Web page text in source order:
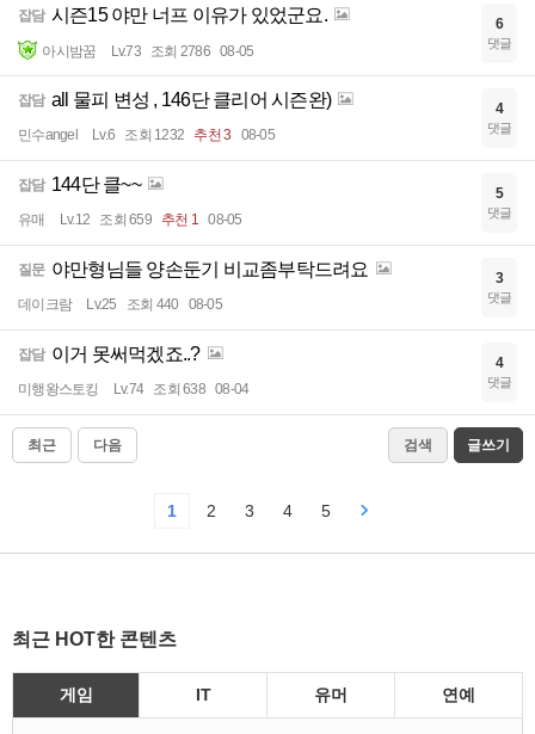
잡담 시즌15 야만 너프 이유가 있었군요.
아시밤꿈 Lv.73 조회 2786 08-05
6
댓글
잡담 all 물피 변성 , 146단 클리어 시즌완)
민수angel Lv.6 조회 1232 추천 3 08-05
4
댓글
잡담 144단 클~~
유매 Lv.12 조회 659 추천 1 08-05
5
댓글
질문 야만형님들 양손둔기 비교좀부탁드려요
데이크람 Lv.25 조회 440 08-05
3
댓글
잡담 이거 못써먹겠죠..?
미행왕스토킹 Lv.74 조회 638 08-04
4
댓글
최근 다음 검색 글쓰기
1 2 3 4 5
최근 HOT한 콘텐츠
게임 IT 유머 연예